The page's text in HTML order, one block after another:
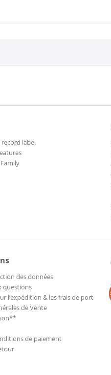
record label
des données
questions
l’expédition & les frais de port
de Vente
de paiement